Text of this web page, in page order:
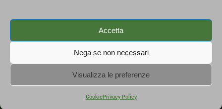
Accetta
Nega se non necessari
Visualizza le preferenze
CookiePrivacy Policy